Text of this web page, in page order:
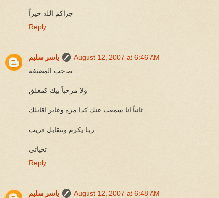
جزاكم الله خيراً
Reply
ياسر سليم
August 12, 2007 at 6:46 AM
صاحب المضيفة
اولا مرحباً بيك كمعلق
ثانياً انا سمعت عنك كذا مره وعايز اقابلك
ربنا يكرم ونتقابل قريب
تحياتى
Reply
ياسر سليم
August 12, 2007 at 6:48 AM